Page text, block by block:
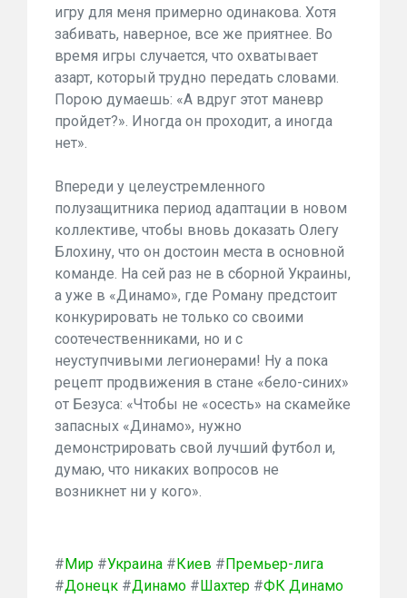
игру для меня примерно одинакова. Хотя
забивать, наверное, все же приятнее. Во
время игры случается, что охватывает
азарт, который трудно передать словами.
Порою думаешь: «А вдруг этот маневр
пройдет?». Иногда он проходит, а иногда
нет».
Впереди у целеустремленного
полузащитника период адаптации в новом
коллективе, чтобы вновь доказать Олегу
Блохину, что он достоин места в основной
команде. На сей раз не в сборной Украины,
а уже в «Динамо», где Роману предстоит
конкурировать не только со своими
соотечественниками, но и с
неуступчивыми легионерами! Ну а пока
рецепт продвижения в стане «бело-синих»
от Безуса: «Чтобы не «осесть» на скамейке
запасных «Динамо», нужно
демонстрировать свой лучший футбол и,
думаю, что никаких вопросов не
возникнет ни у кого».
#Мир #Украина #Киев #Премьер-лига
#Донецк #Динамо #Шахтер #ФК Динамо